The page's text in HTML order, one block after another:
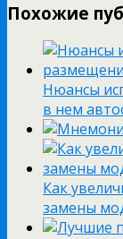
Похожие
Нюансы
в нем
Как
замены